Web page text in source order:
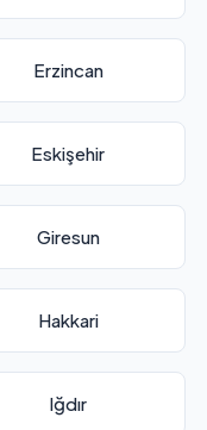
Erzincan
Eskişehir
Giresun
Hakkari
Iğdır